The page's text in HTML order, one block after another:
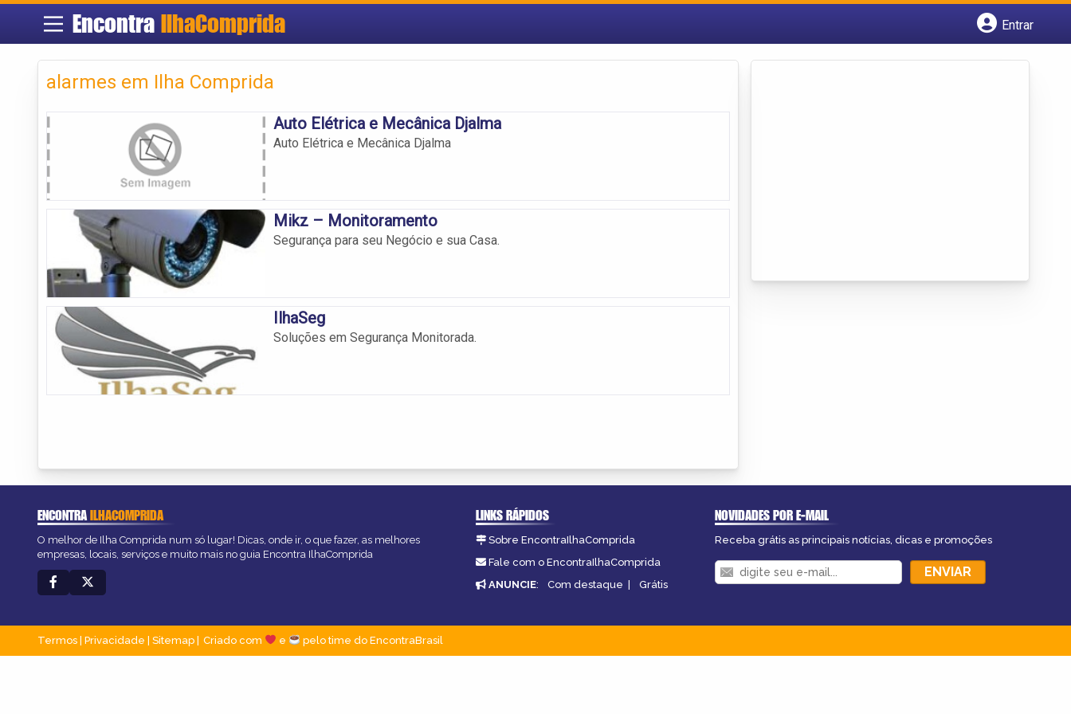
Encontra IlhaComprida
Entrar
alarmes em Ilha Comprida
Auto Elétrica e Mecânica Djalma
Auto Elétrica e Mecânica Djalma
Mikz – Monitoramento
Segurança para seu Negócio e sua Casa.
IlhaSeg
Soluções em Segurança Monitorada.
ENCONTRAILHACOMPRIDA
O melhor de Ilha Comprida num só lugar! Dicas, onde ir, o que fazer, as melhores
empresas, locais, serviços e muito mais no guia Encontra IlhaComprida
LINKS RÁPIDOS
Sobre EncontraIlhaComprida
Fale com o EncontraIlhaComprida
ANUNCIE: Com destaque | Grátis
NOVIDADES POR E-MAIL
Receba grátis as principais notícias, dicas e promoções
Termos Privacidade Sitemap Criado com e pelo time do EncontraBrasil